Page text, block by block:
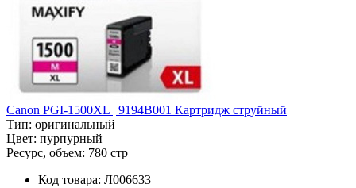
Canon PGI-1500XL | 9194B001 Картридж струйный
Тип: оригинальный
Цвет: пурпурный
Ресурс, объем: 780 стр
Код товара: Л006633